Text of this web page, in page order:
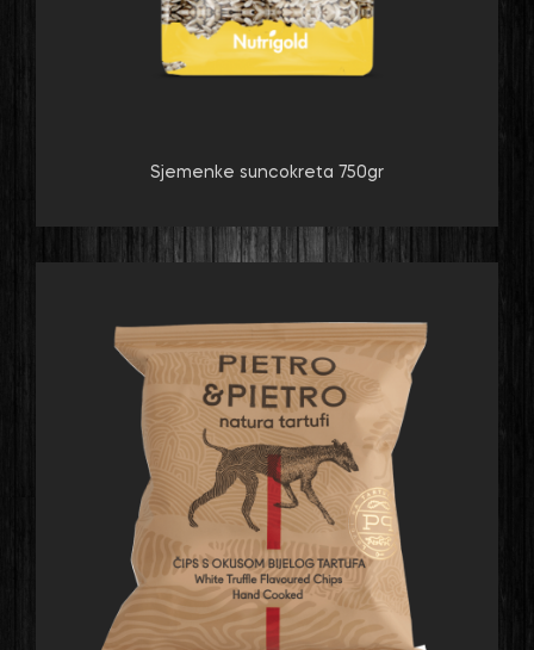
Sjemenke suncokreta 750gr